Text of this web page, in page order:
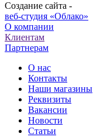
Создание сайта -
веб-студия «Облако»
О компании
Клиентам
Партнерам
О нас
Контакты
Наши магазины
Реквизиты
Вакансии
Новости
Статьи